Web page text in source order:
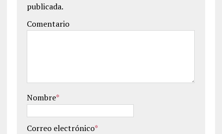
publicada.
Comentario
Nombre*
Correo electrónico*